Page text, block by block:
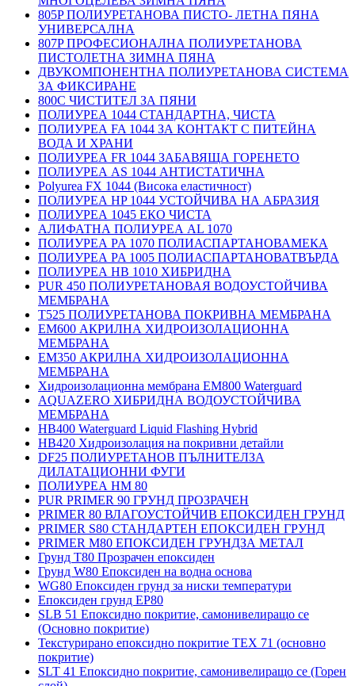
805P ПОЛИУРЕТАНОВА ПИСТО- ЛЕТНА ПЯНА
УНИВЕРСАЛНА
807P ПРОФЕСИОНАЛНА ПОЛИУРЕТАНОВА
ПИСТОЛЕТНА ЗИМНА ПЯНА
ДВУКОМПОНЕНТНА ПОЛИУРЕТАНОВА СИСТЕМА
ЗА ФИКСИРАНЕ
800C ЧИСТИТЕЛ ЗА ПЯНИ
ПОЛИУРЕА 1044 СТАНДАРТНА, ЧИСТА
ПОЛИУРЕА FA 1044 ЗА КОНТАКТ С ПИТЕЙНА
ВОДА И ХРАНИ
ПОЛИУРЕА FR 1044 ЗАБАВЯЩА ГОРЕНЕТО
ПОЛИУРЕА AS 1044 АНТИСТАТИЧНА
Polyurea FX 1044 (Висока еластичност)
ПОЛИУРЕА HP 1044 УСТОЙЧИВА НА АБРАЗИЯ
ПОЛИУРЕА 1045 ЕКО ЧИСТА
АЛИФАТНА ПОЛИУРЕА AL 1070
ПОЛИУРЕА PA 1070 ПОЛИАСПАРТАНОВАМЕКА
ПОЛИУРЕА PA 1005 ПОЛИАСПАРТАНОВАТВЪРДА
ПОЛИУРЕА HB 1010 ХИБРИДНА
PUR 450 ПОЛИУРЕТАНОВАЯ ВОДОУСТОЙЧИВА
МЕМБРАНА
T525 ПОЛИУРЕТАНОВА ПОКРИВНА МЕМБРАНА
EM600 АКРИЛНА ХИДРОИЗОЛАЦИОННА
МЕМБРАНА
EM350 АКРИЛНА ХИДРОИЗОЛАЦИОННА
МЕМБРАНА
Хидроизолационна мембрана EM800 Waterguard
AQUAZERO ХИБРИДНА ВОДОУСТОЙЧИВА
МЕМБРАНА
HB400 Waterguard Liquid Flashing Hybrid
HB420 Хидроизолация на покривни детайли
DF25 ПОЛИУРЕТАНОВ ПЪЛНИТЕЛЗА
ДИЛАТАЦИОННИ ФУГИ
ПОЛИУРЕА HM 80
PUR PRIMER 90 ГРУНД ПРОЗРАЧЕН
PRIMER 80 ВЛАГОУСТОЙЧИВ ЕПОКСИДЕН ГРУНД
PRIMER S80 СТАНДАРТЕН ЕПОКСИДЕН ГРУНД
PRIMER M80 ЕПОКСИДЕН ГРУНДЗА МЕТАЛ
Грунд Т80 Прозрачен епоксиден
Грунд W80 Епоксиден на водна основа
WG80 Епоксиден грунд за ниски температури
Епоксиден грунд EP80
SLB 51 Епоксидно покритие, самонивелиращо се
(Основно покритие)
Текстурирано епоксидно покритие TEX 71 (основно
покритие)
SLT 41 Епоксидно покритие, самонивелиращо се (Горен